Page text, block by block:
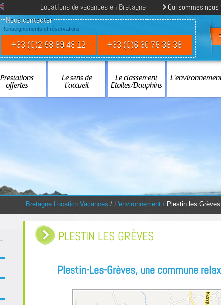
Locations de vacances en Bretagne Qui sommes nous
Nous contacter
Renseignements et réservations
+33 (0)2 98 89 48 12 +33 (0)6 30 76 38 38
Prestations
offertes
Le sens de
l'accueil
Le classement
Etoiles/Dauphins
L'environnement
You are here:
Bretagne Location Vacances / L'environnement / Plestin les Grèves
PLESTIN LES GRÈVES
Plestin-Les-Grèves, une commune